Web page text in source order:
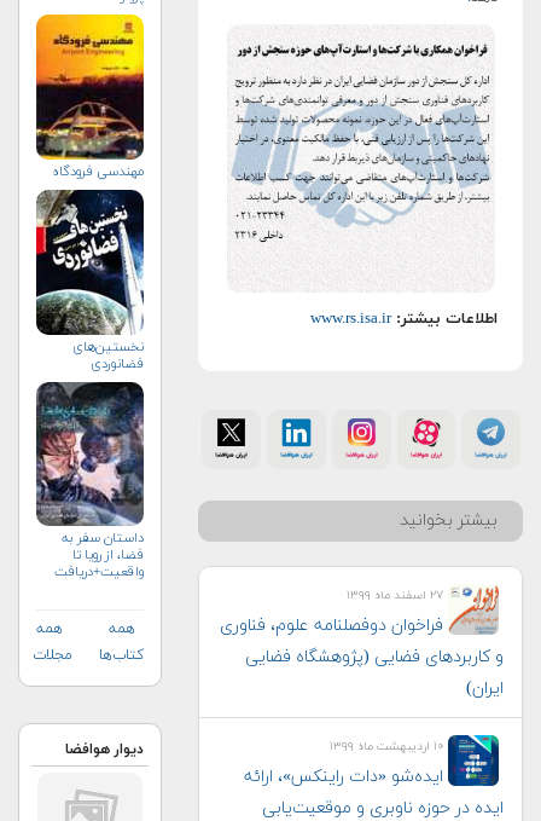
اطلاعات بیشتر: www.rs.isa.ir
بیشتر بخوانید
۲۷ اسفند ماه ۱۳۹۹
فراخوان دوفصلنامه علوم، فناوری
و کاربردهای فضایی (پژوهشگاه فضایی
ایران)
۱۰ اردیبهشت ماه ۱۳۹۹
ایده‌شو «دات راینکس»، ارائه
ایده در حوزه ناوبری و موقعیت‌یابی
مهندسي فرودگاه
نخستین‌های
فضانوردی
داستان سفر به
فضا، از رویا تا
واقعیت+دریافت
همه
کتاب‌ها
همه
مجلات
دیوار هوافضا